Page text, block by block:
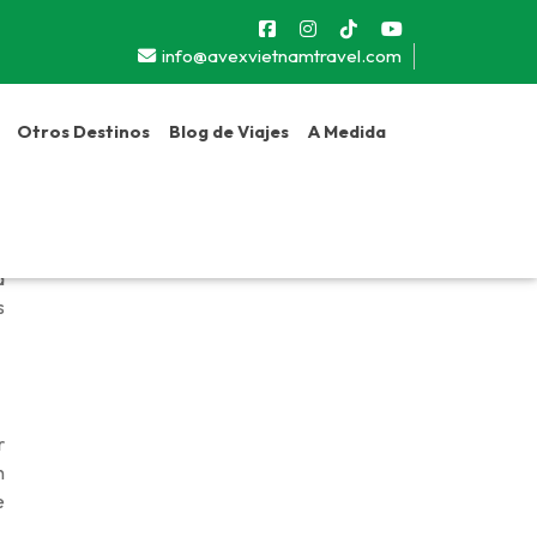
info@avexvietnamtravel.com
Otros Destinos Blog de Viajes A Medida